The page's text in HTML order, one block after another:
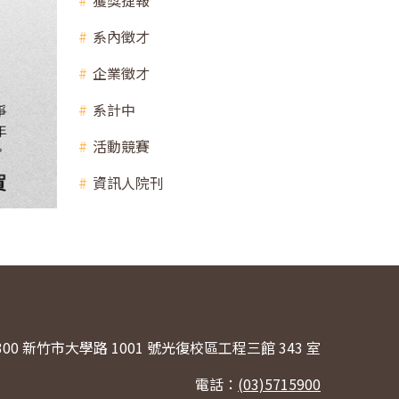
系內徵才
企業徵才
系計中
活動競賽
資訊人院刊
新竹市大學路 1001 號光復校區工程三館 343 室
電話： (03)5715900